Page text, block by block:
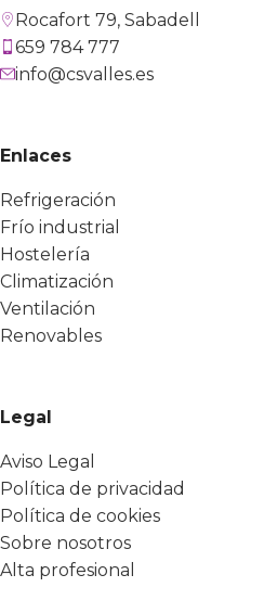
Rocafort 79, Sabadell
659 784 777
info@csvalles.es
Enlaces
Refrigeración
Frío industrial
Hostelería
Climatización
Ventilación
Renovables
Legal
Aviso Legal
Política de privacidad
Política de cookies
Sobre nosotros
Alta profesional